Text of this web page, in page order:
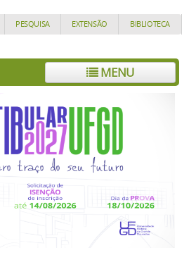
PESQUISA EXTENSÃO BIBLIOTECA
MENU